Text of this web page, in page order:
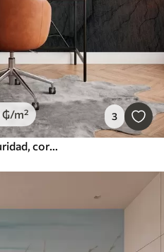
₲/m² 3
madera, textura, grietas, oscuridad, corteza, superficie